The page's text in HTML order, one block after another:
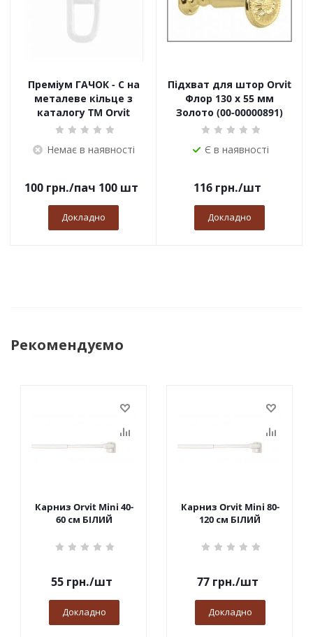
Преміум ГАЧОК - С на
металеве кільце з
каталогу TM Orvit
Немає в наявності
100грн./пач 100 шт
Докладно
Підхват для штор Orvit
Флор 130 х 55 мм
Золото (00-00000891)
Є в наявності
116грн./шт
Докладно
Рекомендуємо
Карниз Orvit Mini 40-
60 см БІЛИЙ
55грн./шт
Докладно
Карниз Orvit Mini 80-
120 см БІЛИЙ
77грн./шт
Докладно